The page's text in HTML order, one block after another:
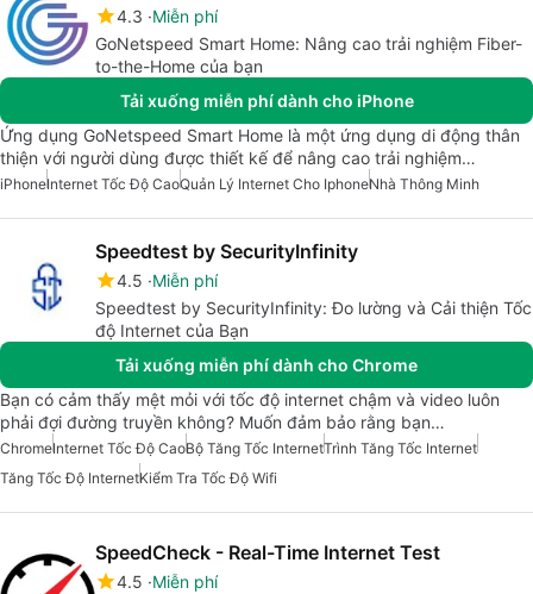
4.3 Miễn phí
GoNetspeed Smart Home: Nâng cao trải nghiệm Fiber-
to-the-Home của bạn
Tải xuống miễn phí dành cho iPhone
Ứng dụng GoNetspeed Smart Home là một ứng dụng di động thân
thiện với người dùng được thiết kế để nâng cao trải nghiệm…
iPhoneInternet Tốc Độ CaoQuản Lý Internet Cho IphoneNhà Thông Minh
Speedtest by SecurityInfinity
4.5 Miễn phí
Speedtest by SecurityInfinity: Đo lường và Cải thiện Tốc
độ Internet của Bạn
Tải xuống miễn phí dành cho Chrome
Bạn có cảm thấy mệt mỏi với tốc độ internet chậm và video luôn
phải đợi đường truyền không? Muốn đảm bảo rằng bạn…
ChromeInternet Tốc Độ CaoBộ Tăng Tốc InternetTrình Tăng Tốc Internet
Tăng Tốc Độ InternetKiểm Tra Tốc Độ Wifi
SpeedCheck - Real-Time Internet Test
4.5 Miễn phí